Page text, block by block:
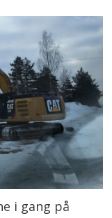
i gang på